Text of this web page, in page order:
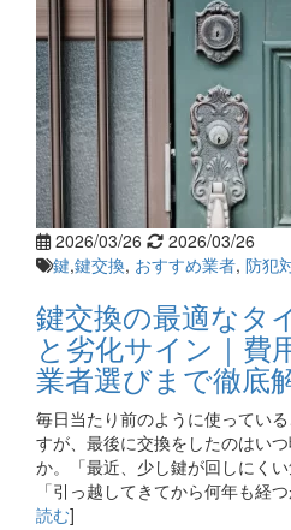
2026/03/26
2026/03/26
鍵,鍵交換, おすすめ業者, 防犯
鍵交換の最適なタ
と劣化サイン｜費
業者選びまで徹底
毎日当たり前のように使ってい
すが、最後に交換をしたのはい
か。「最近、少し鍵が回しにくい
「引っ越してきてから何年も経
読む]